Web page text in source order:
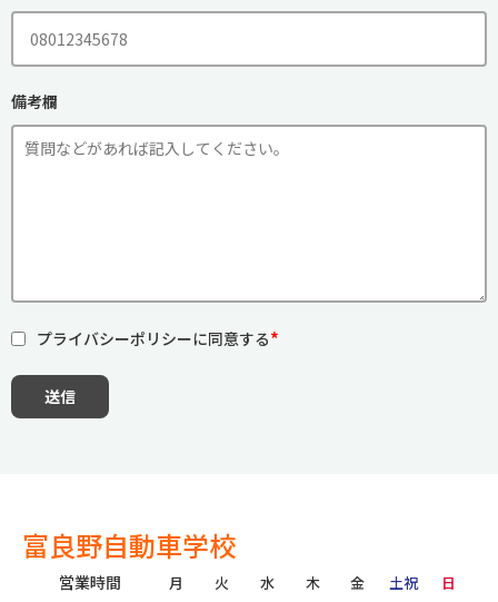
備考欄
プライバシーポリシーに同意する*
送信
富良野自動車学校
営業時間 月 火 水 木 金 土祝 日